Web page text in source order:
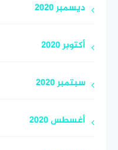
ديسمبر 2020
أكتوبر 2020
سبتمبر 2020
أغسطس 2020